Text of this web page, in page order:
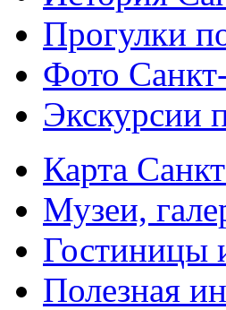
Прогулки
Фото
Экскурсии
Карта
Музеи,
Гостиницы
Полезная